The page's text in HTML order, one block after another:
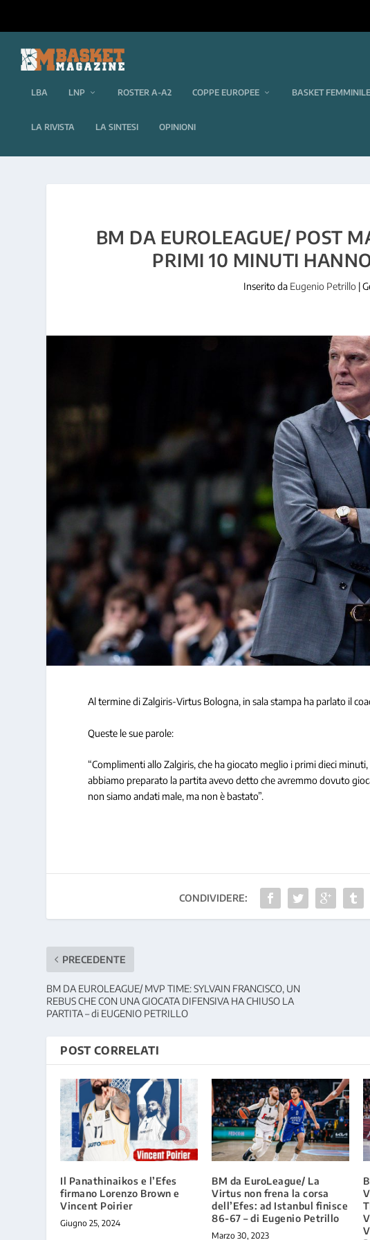
LBA LNP ROSTER A-A2 COPPE EUROPEE BASKET FEMMINILE
LA RIVISTA LA SINTESI OPINIONI
BM DA EUROLEAGUE/ POST
PRIMI 10 MINUTI
Inserito da Eugenio Petrillo |
Al termine di Zalgiris-Virtus Bologna, in sala stampa ha parlato il
Queste le sue parole:
“Complimenti allo Zalgiris, che ha giocato meglio i primi dieci
abbiamo preparato la partita avevo detto che avremmo dovuto
non siamo andati male, ma non è bastato”.
CONDIVIDERE:
PRECEDENTE
BM DA EUROLEAGUE/ MVP TIME: SYLVAIN FRANCISCO, UN
REBUS CHE CON UNA GIOCATA DIFENSIVA HA CHIUSO LA
PARTITA – di EUGENIO PETRILLO
POST CORRELATI
Il Panathinaikos e l’Efes
firmano Lorenzo Brown e
Vincent Poirier
Giugno 25, 2024
BM da EuroLeague/ La
Virtus non frena la corsa
dell’Efes: ad Istanbul finisce
86-67 – di Eugenio Petrillo
Marzo 30, 2023